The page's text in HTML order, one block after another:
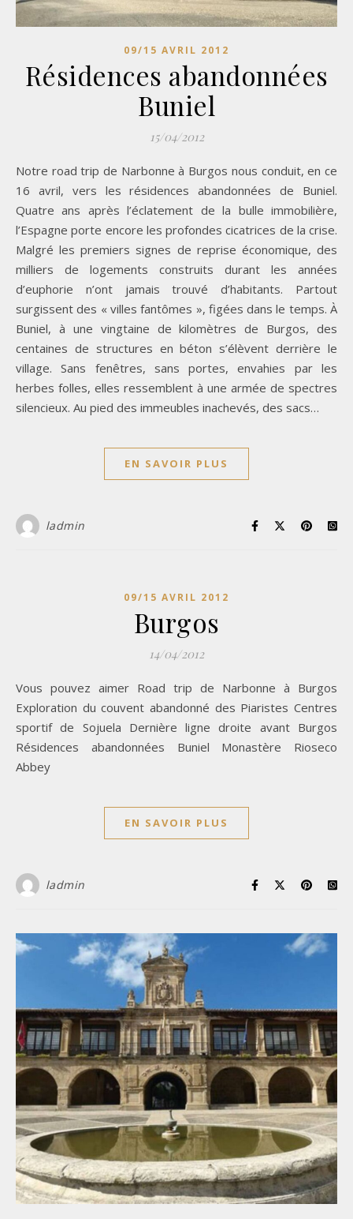
09/15 AVRIL 2012
Résidences abandonnées
Buniel
15/04/2012
Notre road trip de Narbonne à Burgos nous conduit, en ce
16 avril, vers les résidences abandonnées de Buniel.
Quatre ans après l’éclatement de la bulle immobilière,
l’Espagne porte encore les profondes cicatrices de la crise.
Malgré les premiers signes de reprise économique, des
milliers de logements construits durant les années
d’euphorie n’ont jamais trouvé d’habitants. Partout
surgissent des « villes fantômes », figées dans le temps. À
Buniel, à une vingtaine de kilomètres de Burgos, des
centaines de structures en béton s’élèvent derrière le
village. Sans fenêtres, sans portes, envahies par les
herbes folles, elles ressemblent à une armée de spectres
silencieux. Au pied des immeubles inachevés, des sacs…
EN SAVOIR PLUS
ladmin
09/15 AVRIL 2012
Burgos
14/04/2012
Vous pouvez aimer Road trip de Narbonne à Burgos
Exploration du couvent abandonné des Piaristes Centres
sportif de Sojuela Dernière ligne droite avant Burgos
Résidences abandonnées Buniel Monastère Rioseco
Abbey
EN SAVOIR PLUS
ladmin